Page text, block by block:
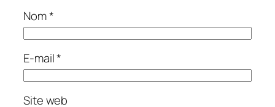
Nom*
E-mail*
Site web